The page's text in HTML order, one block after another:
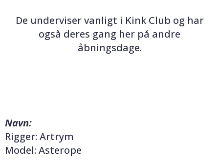
De underviser vanligt i Kink Club og har
også deres gang her på andre
åbningsdage.
Navn:
Rigger: Artrym
Model: Asterope